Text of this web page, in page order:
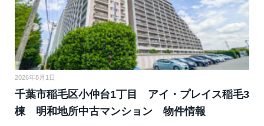
2026年8月1日
千葉市稲毛区小仲台1丁目 アイ・プレイス稲毛3
棟 明和地所中古マンション 物件情報